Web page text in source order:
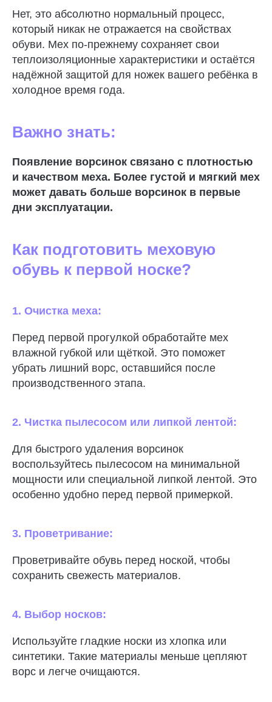
Нет, это абсолютно нормальный процесс,
который никак не отражается на свойствах
обуви. Мех по-прежнему сохраняет свои
теплоизоляционные характеристики и остаётся
надёжной защитой для ножек вашего ребёнка в
холодное время года.
Важно знать:
Появление ворсинок связано с плотностью
и качеством меха. Более густой и мягкий мех
может давать больше ворсинок в первые
дни эксплуатации.
Как подготовить меховую
обувь к первой носке?
1. Очистка меха:
Перед первой прогулкой обработайте мех
влажной губкой или щёткой. Это поможет
убрать лишний ворс, оставшийся после
производственного этапа.
2. Чистка пылесосом или липкой лентой:
Для быстрого удаления ворсинок
воспользуйтесь пылесосом на минимальной
мощности или специальной липкой лентой. Это
особенно удобно перед первой примеркой.
3. Проветривание:
Проветривайте обувь перед ноской, чтобы
сохранить свежесть материалов.
4. Выбор носков:
Используйте гладкие носки из хлопка или
синтетики. Такие материалы меньше цепляют
ворс и легче очищаются.